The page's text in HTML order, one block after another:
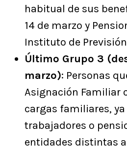
habitual de sus
14 de marzo y
Instituto de
Último Grupo 3
marzo): Personas
Asignación Familiar
cargas familiares, ya
trabajadores o
entidades distintas